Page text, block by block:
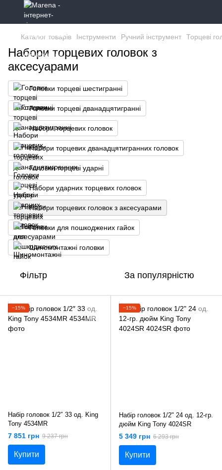
Каталог товарів Інструменти Ручний інструмент Торцеві
Набори торцевих головок з
аксесуарами
Головки торцеві шестигранні
Головки торцеві дванадцятигранні
Набори торцевих головок
Набори торцевих дванадцятигранних головок
Головки торцеві ударні
Набори ударних торцевих головок
Набори торцевих головок з аксесуарами
Головки для пошкоджених гайок
Шиномонтажні головки
Фільтр За популярністю
−15%
Набір головок 1/2″ 33 од. King
Tony 4534MR
7 851 грн 9 237 грн
Купити
−15%
Набір головок 1/2" 24 од. 12-гр.
дюйм King Tony 4024SR
5 349 грн 6 293 грн
Купити